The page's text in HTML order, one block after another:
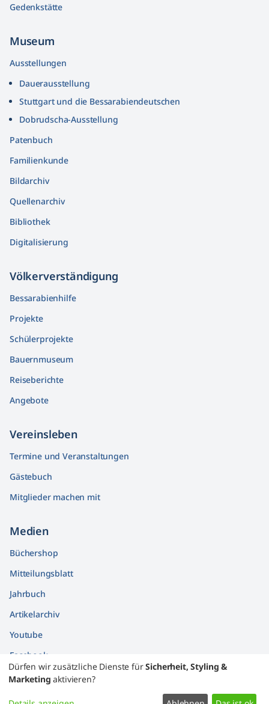
Gedenkstätte
Museum
Ausstellungen
Dauerausstellung
Stuttgart und die Bessarabiendeutschen
Dobrudscha­-Ausstellung
Patenbuch
Familienkunde
Bildarchiv
Quellenarchiv
Bibliothek
Digitalisierung
Völkerver­ständigung
Bessarabienhilfe
Projekte
Schülerprojekte
Bauernmuseum
Reiseberichte
Angebote
Vereinsleben
Termine und Veranstaltungen
Gästebuch
Mitglieder machen mit
Medien
Büchershop
Mitteilungsblatt
Jahrbuch
Artikelarchiv
Youtube
Facebook
Findbücher
Widerrufsformular
Dürfen wir zusätzliche Dienste fürSicherheit, Styling &
Marketing aktivieren?